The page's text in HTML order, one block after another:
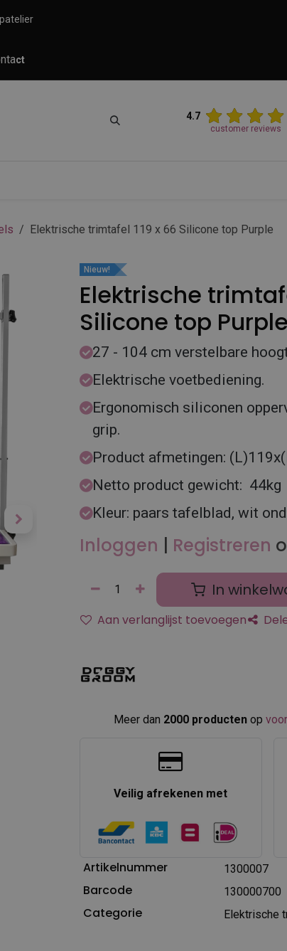
ct
4.7
customer reviews
Elektrische trimtafel 119 x 66 Silicone top Purple
Nieuw!
Elektrische
Silicone top Purple
27 - 104 cm verstelbare
Elektrische voetbediening.
Ergonomisch siliconen
grip.
Product afmetingen:
Netto product gewicht: 44kg
Kleur: paars tafelblad, wit
Inloggen | Registreren
In
Aan verlanglijst toevoegen
Meer dan 2000 producten op
Veilig afrekenen met
Artikelnummer 1300007
Barcode 130000700
Categorie Elektrische